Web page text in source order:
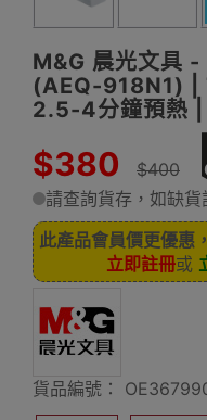
M&G 晨光文具
(AEQ-918N1) |
2.5-4分鐘預熱 |
$380 $400
請查詢貨存，如缺
此產品會員價更優惠
立即註冊或
貨品編號：